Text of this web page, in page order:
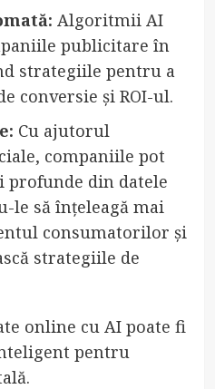
Algoritmii AI
publicitare în
strategiile pentru a
conversie și ROI-ul.
Cu ajutorul
companiile pot
din datele
le să înțeleagă mai
consumatorilor și
strategiile de
online cu AI poate fi
pentru